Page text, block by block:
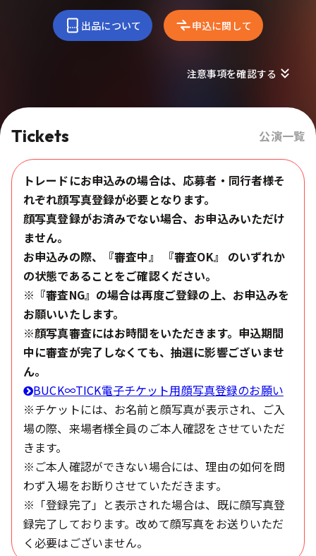
出品について 申込に関して
注意事項を確認する
Tickets 公演一覧
トレードにお申込みの場合は、応募者・同行者様そ
れぞれ顔写真登録が必要となります。
顔写真登録がお済みでない場合、お申込みいただけ
ません。
お申込みの際、『審査中』 『審査OK』 のいずれか
の状態であることをご確認ください。
※『審査NG』の場合は再度ご登録の上、お申込みを
お願いいたします。
※顔写真審査にはお時間をいただきます。申込期間
中に審査が完了しなくても、抽選に影響ございませ
ん。
BUCK∞TICK電子チケット用顔写真登録のお願い
※チケットには、お名前と顔写真が表示され、ご入
場の際、来場者様全員のご本人確認をさせていただ
きます。
※ご本人確認ができない場合には、理由の如何を問
わず入場をお断りさせていただきます。
※「登録完了」と表示された場合は、既に顔写真登
録完了しております。改めて顔写真をお送りいただ
く必要はございません。